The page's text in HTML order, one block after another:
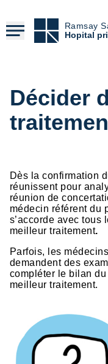
contenu
principal
Ramsay
Hopital
Décider
Dès la confirmation
réunissent pour
réunion de
médecin référent du
s’accorde avec tous
meilleur traitement.
Parfois, les
demandent des
compléter le bilan
meilleur traitement.